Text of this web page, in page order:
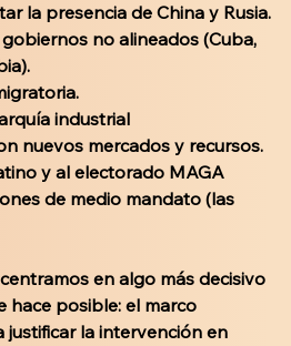
la presencia de China y Rusia.
no alineados (Cuba,
industrial
nuevos mercados y recursos.
y al electorado MAGA
de medio mandato (las
en algo más decisivo
hace posible: el marco
la intervención en